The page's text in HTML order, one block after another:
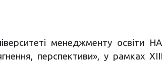
менеджменту освіти
перспективи», у рамках